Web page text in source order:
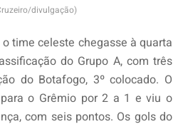
divulgação)
time celeste chegasse à quarta
do Grupo A, com três
do Botafogo, 3º colocado. O
o Grêmio por 2 a 1 e viu o
com seis pontos. Os gols do